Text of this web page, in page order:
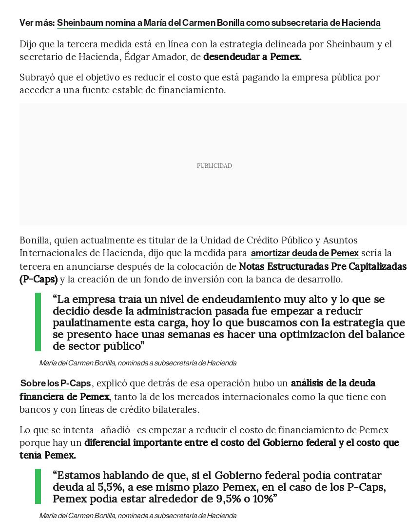
Ver más: Sheinbaum nomina a María del Carmen Bonilla como subsecretaria de Hacienda
Dijo que la tercera medida está en línea con la estrategia delineada por Sheinbaum y el
secretario de Hacienda, Édgar Amador, dedesendeudar a Pemex.
Subrayó que el objetivo es reducir el costo que está pagando la empresa pública por
acceder a una fuente estable de financiamiento.
PUBLICIDAD
Bonilla, quien actualmente es titular de la Unidad de Crédito Público y Asuntos
Internacionales de Hacienda, dijo que la medida para amortizar deuda de Pemex sería la
tercera en anunciarse después de la colocación de Notas Estructuradas Pre Capitalizadas
(P-Caps)y la creación de un fondo de inversión con la banca de desarrollo.
“La empresa traía un nivel de endeudamiento muy alto y lo que se
decidió desde la administración pasada fue empezar a reducir
paulatinamente esta carga, hoy lo que buscamos con la estrategia que
se presentó hace unas semanas es hacer una optimización del balance
de sector público”
María del Carmen Bonilla, nominada a subsecretaria de Hacienda
Sobre los P-Caps, explicó que detrás de esa operación hubo un análisis de la deuda
financiera de Pemex, tanto la de los mercados internacionales como la que tiene con
bancos y con líneas de crédito bilaterales.
Lo que se intenta -añadió- es empezar a reducir el costo de financiamiento de Pemex
porque hay un diferencial importante entre el costo del Gobierno federal y el costo que
tenía Pemex.
“Estamos hablando de que, si el Gobierno federal podía contratar
deuda al 5,5%, a ese mismo plazo Pemex, en el caso de los P-Caps,
Pemex podía estar alrededor de 9,5% o 10%”
María del Carmen Bonilla, nominada a subsecretaria de Hacienda